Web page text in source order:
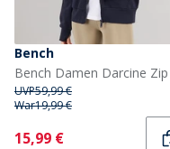
Bench
UVP59,99 €
War19,99 €
Current
15,99 €